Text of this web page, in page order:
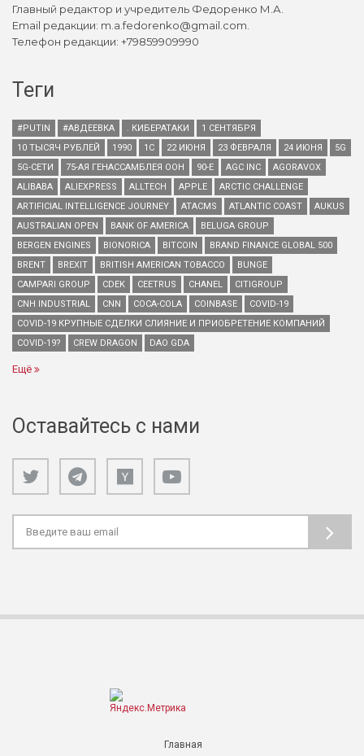
Главный редактор и учредитель Федоренко М.А.
Email редакции: m.a.fedorenko@gmail.com.
Телефон редакции: +79859909990
Теги
#PUTIN #АВДЕЕВКА . КИБЕРАТАКИ
1 СЕНТЯБРЯ
10 ТЫСЯЧ РУБЛЕЙ
1990 1С 22 ИЮНЯ 23 ФЕВРАЛЯ 24 ИЮНЯ
5G
5G-СЕТИ
75-АЯ ГЕНАССАМБЛЕЯ ООН 90-Е AGC INC
AGORAVOX
ALIBABA
ALIEXPRESS ALLTECH APPLE
ARCTIC CHALLENGE
ARTIFICIAL INTELLIGENCE JOURNEY
ATACMS ATLANTIC COAST
AUKUS
AUSTRALIAN OPEN
BANK OF AMERICA
BELUGA GROUP
BERGEN ENGINES
BIONORICA BITCOIN
BRAND FINANCE GLOBAL 500
BRENT
BREXIT BRITISH AMERICAN TOBACCO
BUNGE
CAMPARI GROUP
CDEK CEETRUS CHANEL
CITIGROUP
CNH INDUSTRIAL
CNN COCA-COLA COINBASE
COVID-19
COVID-19 КРУПНЫЕ СДЕЛКИ СЛИЯНИЕ И ПРИОБРЕТЕНИЕ КОМПАНИЙ
COVID-19?
CREW DRAGON DAO GDA
Ещё
Оставайтесь с нами
Главная